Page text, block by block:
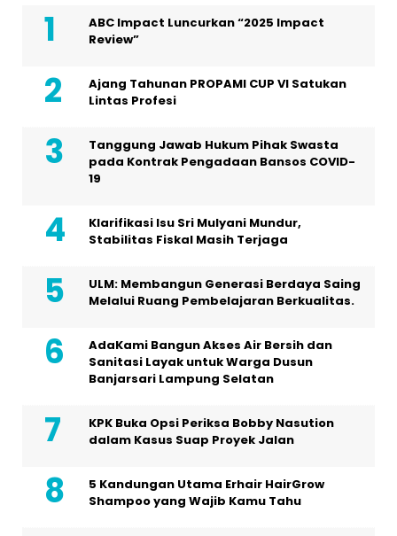
ABC Impact Luncurkan “2025 Impact
Review”
Ajang Tahunan PROPAMI CUP VI Satukan
Lintas Profesi
Tanggung Jawab Hukum Pihak Swasta
pada Kontrak Pengadaan Bansos COVID-
19
Klarifikasi Isu Sri Mulyani Mundur,
Stabilitas Fiskal Masih Terjaga
ULM: Membangun Generasi Berdaya Saing
Melalui Ruang Pembelajaran Berkualitas.
AdaKami Bangun Akses Air Bersih dan
Sanitasi Layak untuk Warga Dusun
Banjarsari Lampung Selatan
KPK Buka Opsi Periksa Bobby Nasution
dalam Kasus Suap Proyek Jalan
5 Kandungan Utama Erhair HairGrow
Shampoo yang Wajib Kamu Tahu